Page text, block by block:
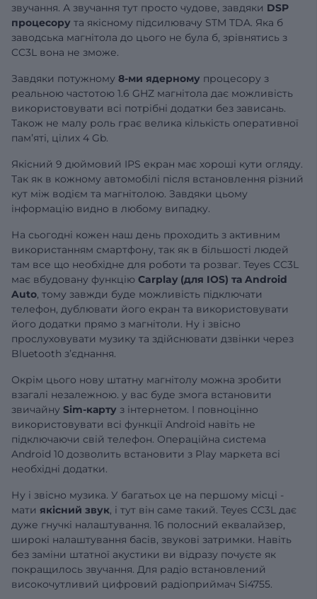
звучання. А звучання тут просто чудове, завдяки DSP
процесору та якісному підсилювачу STM TDA. Яка б
заводська магнітола до цього не була б, зрівнятись з
CC3L вона не зможе.
Завдяки потужному 8-ми ядерному процесору з
реальною частотою 1.6 GHZ магнітола дає можливість
використовувати всі потрібні додатки без зависань.
Також не малу роль грає велика кількість оперативної
памʼяті, цілих 4 Gb.
Якісний 9 дюймовий IPS екран має хороші кути огляду.
Так як в кожному автомобілі після встановлення різний
кут між водієм та магнітолою. Завдяки цьому
інформацію видно в любому випадку.
На сьогодні кожен наш день проходить з активним
використанням смартфону, так як в більшості людей
там все що необхідне для роботи та розваг. Teyes CC3L
має вбудовану функцію Carplay (для IOS) та Android
Auto, тому завжди буде можливість підключати
телефон, дублювати його екран та використовувати
його додатки прямо з магнітоли. Ну і звісно
прослуховувати музику та здійснювати дзвінки через
Bluetooth зʼєднання.
Окрім цього нову штатну магнітолу можна зробити
взагалі незалежною. у вас буде змога встановити
звичайну Sim-карту з інтернетом. І повноцінно
використовувати всі функції Android навіть не
підключаючи свій телефон. Операційна система
Android 10 дозволить встановити з Play маркета всі
необхідні додатки.
Ну і звісно музика. У багатьох це на першому місці -
мати якісний звук, і тут він саме такий. Teyes CC3L дає
дуже гнучкі налаштування. 16 полосний еквалайзер,
широкі налаштування басів, звукові затримки. Навіть
без заміни штатної акустики ви відразу почуєте як
покращилось звучання. Для радіо встановлений
високочутливий цифровий радіоприймач Si4755.